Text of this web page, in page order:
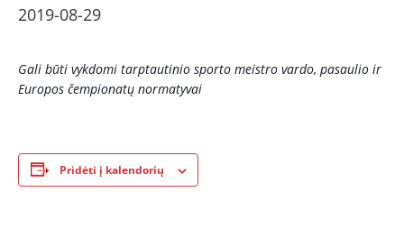
2019-08-29
Gali būti vykdomi tarptautinio sporto meistro vardo, pasaulio ir
Europos čempionatų normatyvai
Pridėti į kalendorių